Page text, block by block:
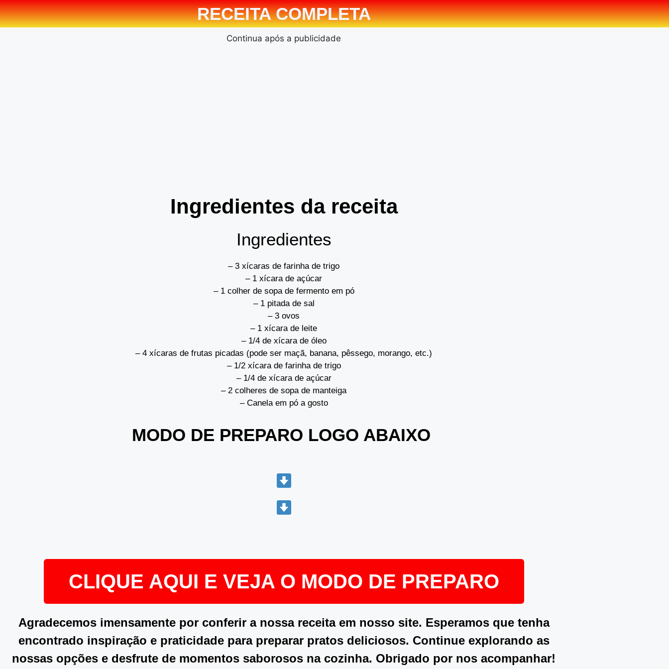
RECEITA COMPLETA
Continua após a publicidade
Ingredientes da receita
Ingredientes
– 3 xícaras de farinha de trigo
– 1 xícara de açúcar
– 1 colher de sopa de fermento em pó
– 1 pitada de sal
– 3 ovos
– 1 xícara de leite
– 1/4 de xícara de óleo
– 4 xícaras de frutas picadas (pode ser maçã, banana, pêssego, morango, etc.)
– 1/2 xícara de farinha de trigo
– 1/4 de xícara de açúcar
– 2 colheres de sopa de manteiga
– Canela em pó a gosto
MODO DE PREPARO LOGO ABAIXO
CLIQUE AQUI E VEJA O MODO DE PREPARO
Agradecemos imensamente por conferir a nossa receita em nosso site. Esperamos que tenha
encontrado inspiração e praticidade para preparar pratos deliciosos. Continue explorando as
nossas opções e desfrute de momentos saborosos na cozinha. Obrigado por nos acompanhar!